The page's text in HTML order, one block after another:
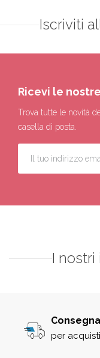
Iscriviti
Ricevi le
Trova tutte le novità
casella di posta.
I
per